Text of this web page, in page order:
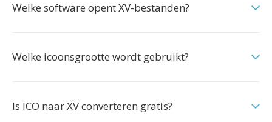
Welke software opent XV-bestanden?
Welke icoonsgrootte wordt gebruikt?
Is ICO naar XV converteren gratis?